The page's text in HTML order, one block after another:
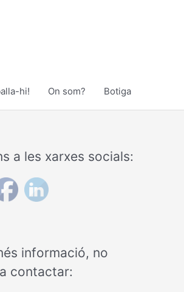
hi! On som? Botiga
a les xarxes socials:
informació, no
contactar: